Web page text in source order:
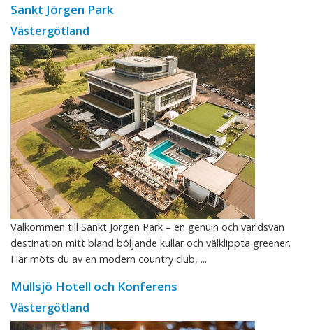
Sankt Jörgen Park
Västergötland
Välkommen till Sankt Jörgen Park – en genuin och världsvan
destination mitt bland böljande kullar och välklippta greener.
Här möts du av en modern country club, ...
Mullsjö Hotell och Konferens
Västergötland